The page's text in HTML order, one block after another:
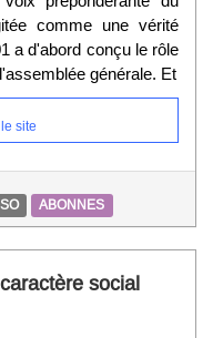
comme une vérité
a d'abord conçu le rôle
générale. Et
site
ABONNES
social